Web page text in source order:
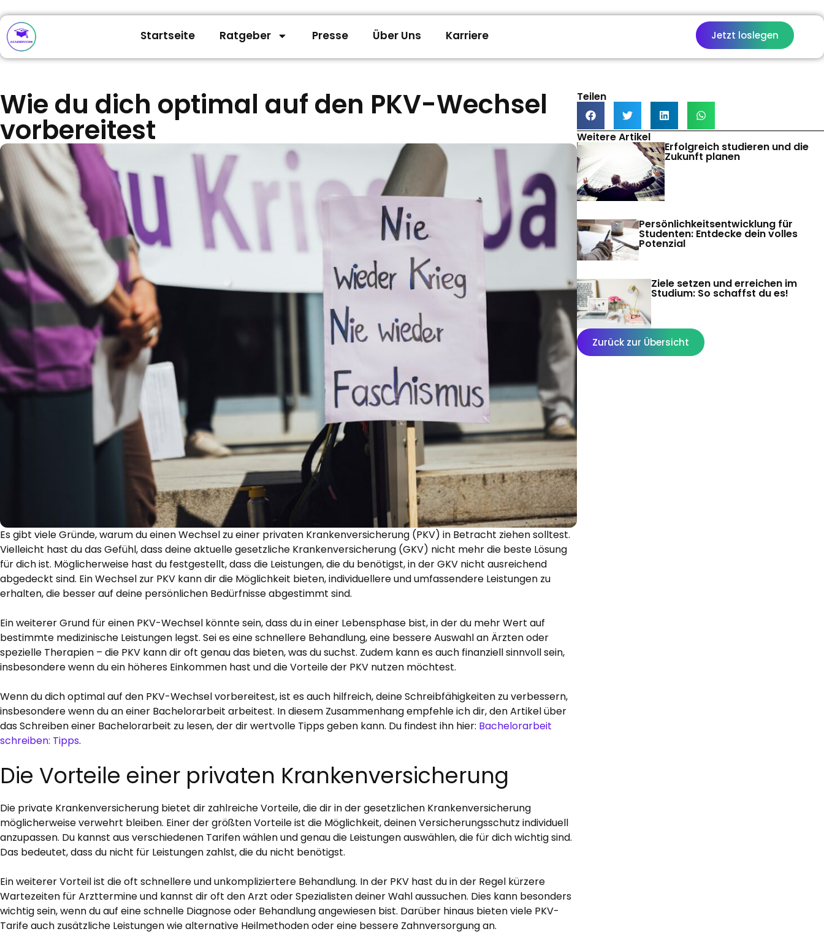
Startseite Ratgeber Presse Über Uns Karriere Jetzt loslegen
Wie du dich optimal auf den PKV-Wechsel
vorbereitest
Es gibt viele Gründe, warum du einen Wechsel zu einer privaten Krankenversicherung (PKV) in Betracht ziehen solltest.
Vielleicht hast du das Gefühl, dass deine aktuelle gesetzliche Krankenversicherung (GKV) nicht mehr die beste Lösung
für dich ist. Möglicherweise hast du festgestellt, dass die Leistungen, die du benötigst, in der GKV nicht ausreichend
abgedeckt sind. Ein Wechsel zur PKV kann dir die Möglichkeit bieten, individuellere und umfassendere Leistungen zu
erhalten, die besser auf deine persönlichen Bedürfnisse abgestimmt sind.
Ein weiterer Grund für einen PKV-Wechsel könnte sein, dass du in einer Lebensphase bist, in der du mehr Wert auf
bestimmte medizinische Leistungen legst. Sei es eine schnellere Behandlung, eine bessere Auswahl an Ärzten oder
spezielle Therapien – die PKV kann dir oft genau das bieten, was du suchst. Zudem kann es auch finanziell sinnvoll sein,
insbesondere wenn du ein höheres Einkommen hast und die Vorteile der PKV nutzen möchtest.
Wenn du dich optimal auf den PKV-Wechsel vorbereitest, ist es auch hilfreich, deine Schreibfähigkeiten zu verbessern,
insbesondere wenn du an einer Bachelorarbeit arbeitest. In diesem Zusammenhang empfehle ich dir, den Artikel über
das Schreiben einer Bachelorarbeit zu lesen, der dir wertvolle Tipps geben kann. Du findest ihn hier: Bachelorarbeit
schreiben: Tipps.
Die Vorteile einer privaten Krankenversicherung
Die private Krankenversicherung bietet dir zahlreiche Vorteile, die dir in der gesetzlichen Krankenversicherung
möglicherweise verwehrt bleiben. Einer der größten Vorteile ist die Möglichkeit, deinen Versicherungsschutz individuell
anzupassen. Du kannst aus verschiedenen Tarifen wählen und genau die Leistungen auswählen, die für dich wichtig sind.
Das bedeutet, dass du nicht für Leistungen zahlst, die du nicht benötigst.
Ein weiterer Vorteil ist die oft schnellere und unkompliziertere Behandlung. In der PKV hast du in der Regel kürzere
Wartezeiten für Arzttermine und kannst dir oft den Arzt oder Spezialisten deiner Wahl aussuchen. Dies kann besonders
wichtig sein, wenn du auf eine schnelle Diagnose oder Behandlung angewiesen bist. Darüber hinaus bieten viele PKV-
Tarife auch zusätzliche Leistungen wie alternative Heilmethoden oder eine bessere Zahnversorgung an.
Teilen
Weitere Artikel
Erfolgreich studieren und die
Zukunft planen
Persönlichkeitsentwicklung für
Studenten: Entdecke dein volles
Potenzial
Ziele setzen und erreichen im
Studium: So schaffst du es!
Zurück zur Übersicht